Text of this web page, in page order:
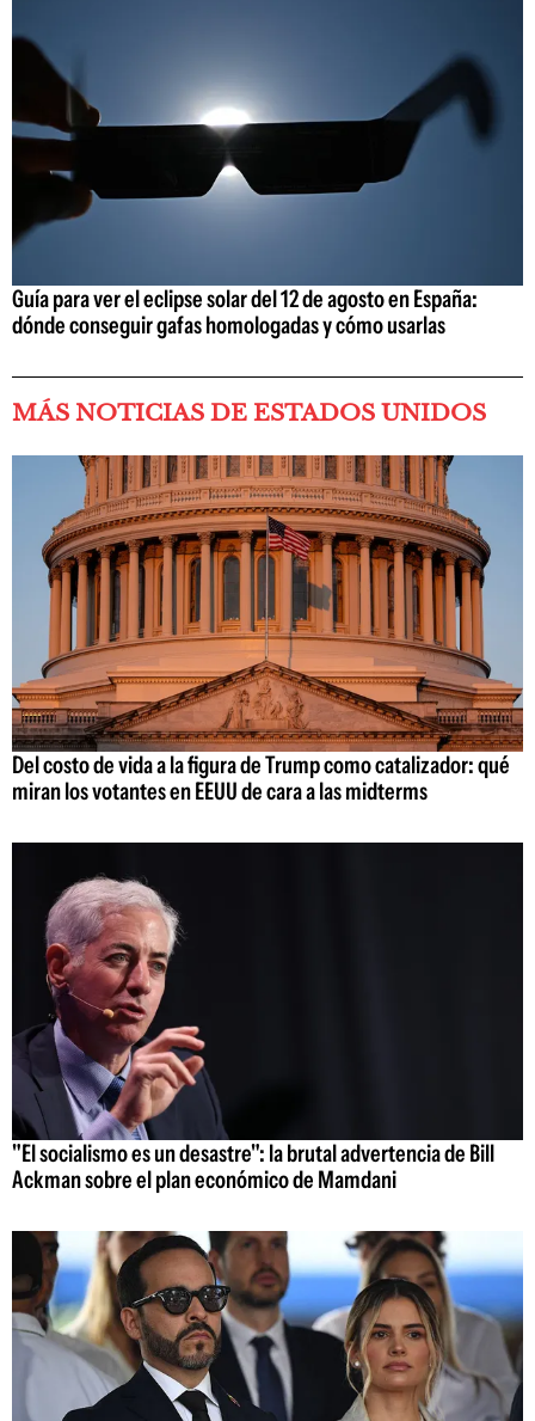
Guía para ver el eclipse solar del 12 de agosto en España:
dónde conseguir gafas homologadas y cómo usarlas
MÁS NOTICIAS DE ESTADOS UNIDOS
Del costo de vida a la figura de Trump como catalizador: qué
miran los votantes en EEUU de cara a las midterms
"El socialismo es un desastre": la brutal advertencia de Bill
Ackman sobre el plan económico de Mamdani